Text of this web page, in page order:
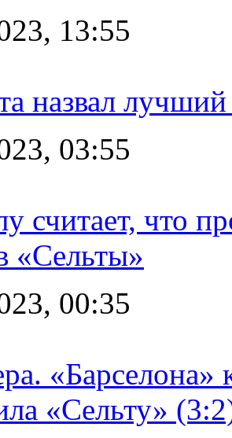
13:55
назвал
03:55
считает, что
«Сельты»
00:35
«Барселона»
«Сельту»